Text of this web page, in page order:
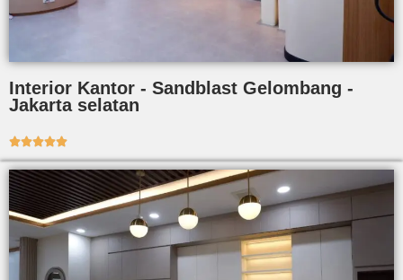
Interior Kantor - Sandblast Gelombang -
Jakarta selatan
